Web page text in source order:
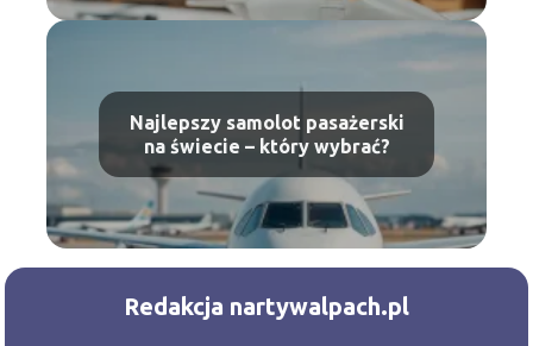
Najlepszy samolot pasażerski
na świecie – który wybrać?
Redakcja nartywalpach.pl